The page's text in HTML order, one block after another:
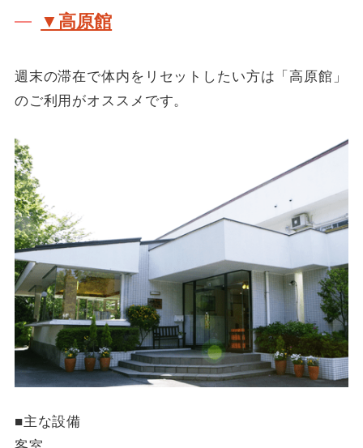
▼高原館
週末の滞在で体内をリセットしたい方は「高原館」
のご利用がオススメです。
■主な設備